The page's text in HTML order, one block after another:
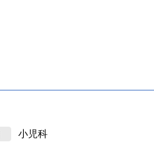
小児科